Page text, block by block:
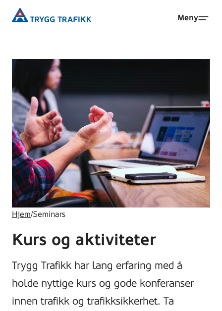
Trygg
Meny
Hjem/Seminars
Kurs og aktiviteter
Trygg Trafikk har lang erfaring med å
holde nyttige kurs og gode konferanser
innen trafikk og trafikksikkerhet. Ta